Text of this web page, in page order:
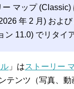
ー マップ (Classic)
年 2 月) およ
ン 11.0) でリタイ
」はストーリー
テンツ（写真、